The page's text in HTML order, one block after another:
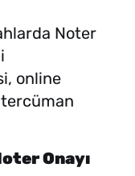
Noter
online
Onayı